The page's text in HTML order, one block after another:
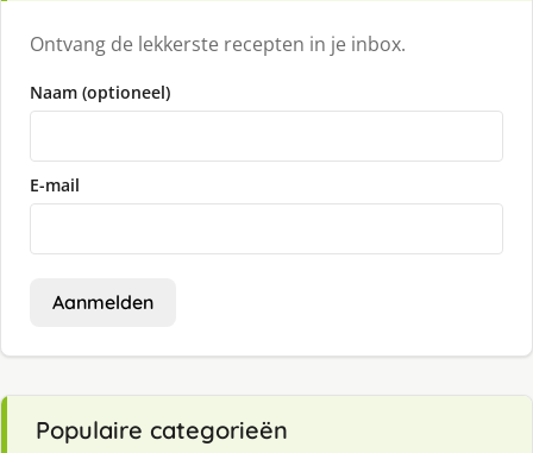
Ontvang de lekkerste recepten in je inbox.
Naam (optioneel)
E-mail
Aanmelden
Populaire categorieën